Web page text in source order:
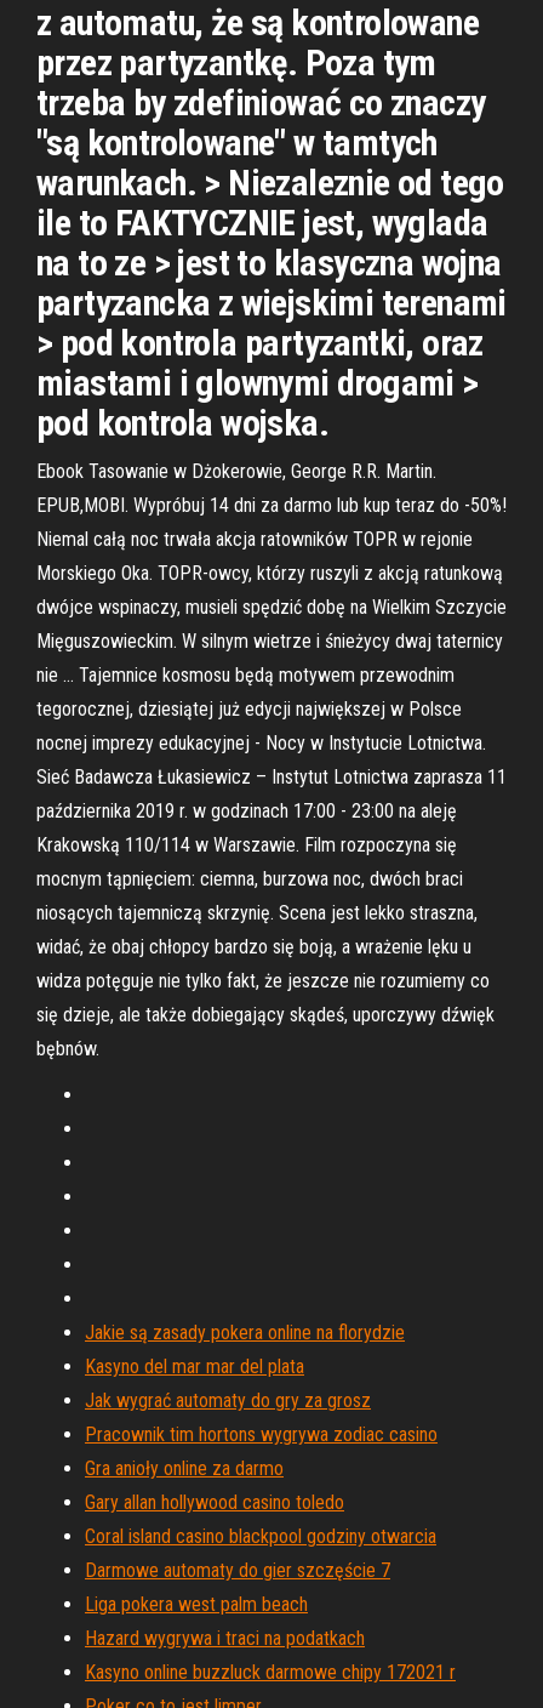
z automatu, że są kontrolowane
przez partyzantkę. Poza tym
trzeba by zdefiniować co znaczy
"są kontrolowane" w tamtych
warunkach. > Niezaleznie od tego
ile to FAKTYCZNIE jest, wyglada
na to ze > jest to klasyczna wojna
partyzancka z wiejskimi terenami
> pod kontrola partyzantki, oraz
miastami i glownymi drogami >
pod kontrola wojska.
Ebook Tasowanie w Dżokerowie, George R.R. Martin.
EPUB,MOBI. Wypróbuj 14 dni za darmo lub kup teraz do -50%!
Niemal całą noc trwała akcja ratowników TOPR w rejonie
Morskiego Oka. TOPR-owcy, którzy ruszyli z akcją ratunkową
dwójce wspinaczy, musieli spędzić dobę na Wielkim Szczycie
Mięguszowieckim. W silnym wietrze i śnieżycy dwaj taternicy
nie … Tajemnice kosmosu będą motywem przewodnim
tegorocznej, dziesiątej już edycji największej w Polsce
nocnej imprezy edukacyjnej - Nocy w Instytucie Lotnictwa.
Sieć Badawcza Łukasiewicz – Instytut Lotnictwa zaprasza 11
października 2019 r. w godzinach 17:00 - 23:00 na aleję
Krakowską 110/114 w Warszawie. Film rozpoczyna się
mocnym tąpnięciem: ciemna, burzowa noc, dwóch braci
niosących tajemniczą skrzynię. Scena jest lekko straszna,
widać, że obaj chłopcy bardzo się boją, a wrażenie lęku u
widza potęguje nie tylko fakt, że jeszcze nie rozumiemy co
się dzieje, ale także dobiegający skądeś, uporczywy dźwięk
bębnów.
Jakie są zasady pokera online na florydzie
Kasyno del mar mar del plata
Jak wygrać automaty do gry za grosz
Pracownik tim hortons wygrywa zodiac casino
Gra anioły online za darmo
Gary allan hollywood casino toledo
Coral island casino blackpool godziny otwarcia
Darmowe automaty do gier szczęście 7
Liga pokera west palm beach
Hazard wygrywa i traci na podatkach
Kasyno online buzzluck darmowe chipy 172021 r